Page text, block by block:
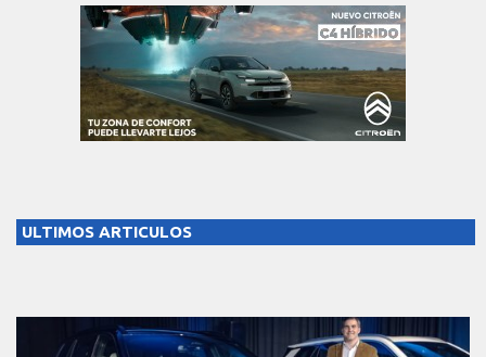
ULTIMOS ARTICULOS